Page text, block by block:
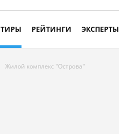
РЕЙТИНГИ ЭКСПЕРТЫ
Жилой комплекс "Острова"